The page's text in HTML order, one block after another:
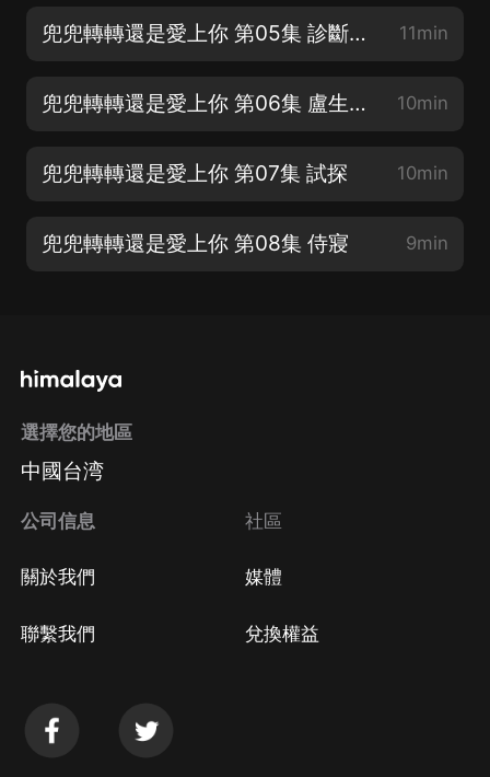
兜兜轉轉還是愛上你 第05集 診斷病情 11min
兜兜轉轉還是愛上你 第06集 盧生被迫煉藥 10min
兜兜轉轉還是愛上你 第07集 試探 10min
兜兜轉轉還是愛上你 第08集 侍寢 9min
選擇您的地區
中國台湾
公司信息
關於我們
聯繫我們
社區
媒體
兌換權益